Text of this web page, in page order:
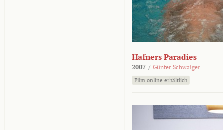
Hafners Paradies
2007 / Günter Schwaiger
Film online erhältlich